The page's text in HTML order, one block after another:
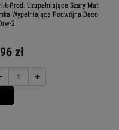
Prod. Uzupełniające Szary Mat
Wypełniająca Podwójna Deco
2
zł
+